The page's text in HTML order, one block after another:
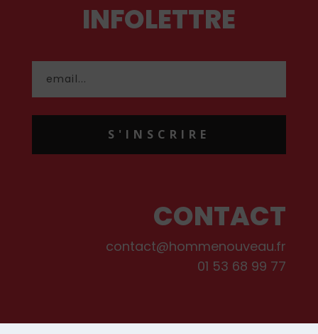
INFOLETTRE
S'INSCRIRE
CONTACT
contact@hommenouveau.fr
01 53 68 99 77